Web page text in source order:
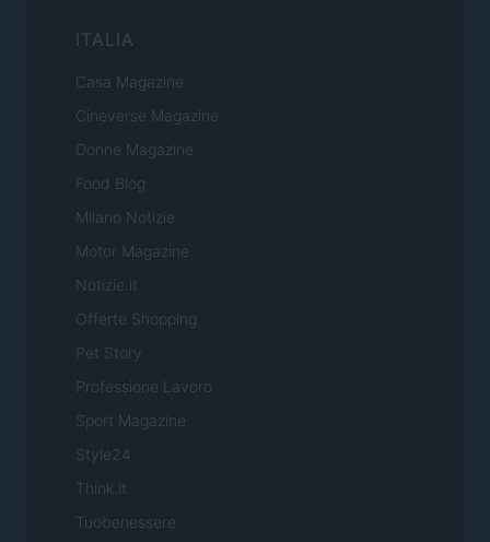
ITALIA
Casa Magazine
Cineverse Magazine
Donne Magazine
Food Blog
Milano Notizie
Motor Magazine
Notizie.it
Offerte Shopping
Pet Story
Professione Lavoro
Sport Magazine
Style24
Think.it
Tuobenessere